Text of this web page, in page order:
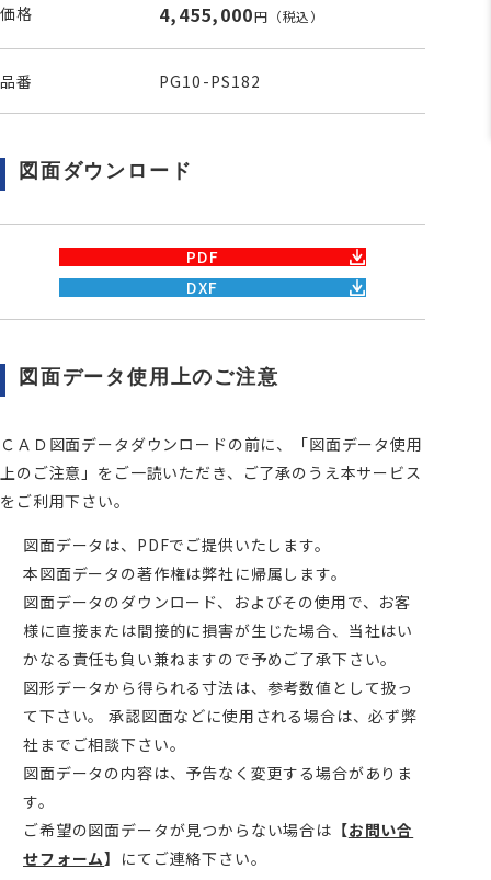
価格 4,455,000円 （税込）
品番 PG10-PS182
図面ダウンロード
PDF
DXF
図面データ使用上のご注意
ＣＡＤ図面データダウンロードの前に、「図面データ使用
上のご注意」をご一読いただき、ご了承のうえ本サービス
をご利用下さい。
図面データは、PDFでご提供いたします。
本図面データの著作権は弊社に帰属します。
図面データのダウンロード、およびその使用で、お客
様に直接または間接的に損害が生じた場合、当社はい
かなる責任も負い兼ねますので予めご了承下さい。
図形データから得られる寸法は、参考数値として扱っ
て下さい。 承認図面などに使用される場合は、必ず弊
社までご相談下さい。
図面データの内容は、予告なく変更する場合がありま
す。
ご希望の図面データが見つからない場合は 【お問い合
せフォーム】 にてご連絡下さい。